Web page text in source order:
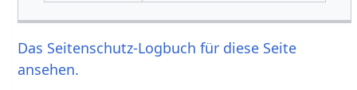
Das Seitenschutz-Logbuch für diese Seite
ansehen.